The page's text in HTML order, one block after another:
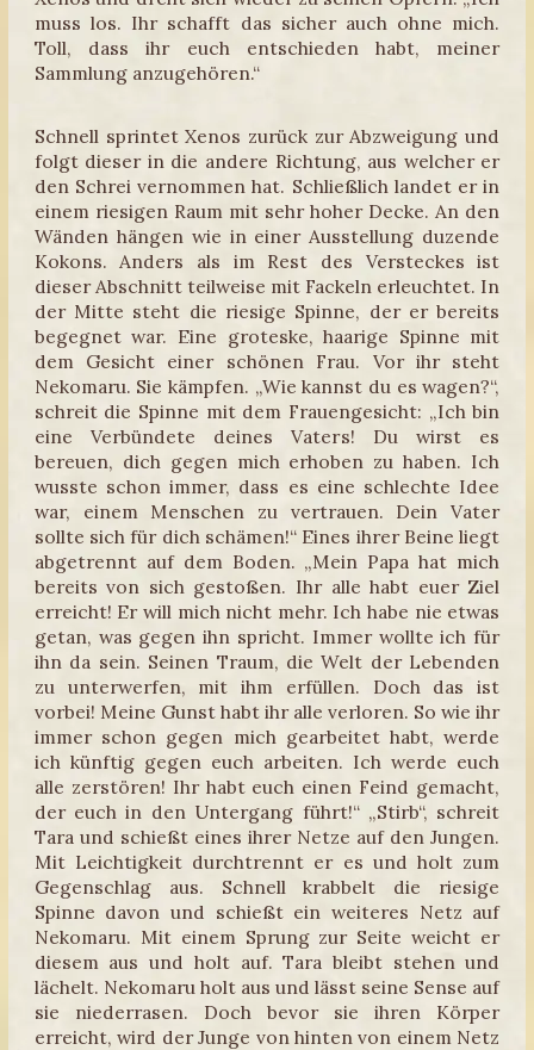
muss los. Ihr schafft das sicher auch ohne mich.
Toll, dass ihr euch entschieden habt, meiner
Sammlung anzugehören.“
Schnell sprintet Xenos zurück zur Abzweigung und
folgt dieser in die andere Richtung, aus welcher er
den Schrei vernommen hat. Schließlich landet er in
einem riesigen Raum mit sehr hoher Decke. An den
Wänden hängen wie in einer Ausstellung duzende
Kokons. Anders als im Rest des Versteckes ist
dieser Abschnitt teilweise mit Fackeln erleuchtet. In
der Mitte steht die riesige Spinne, der er bereits
begegnet war. Eine groteske, haarige Spinne mit
dem Gesicht einer schönen Frau. Vor ihr steht
Nekomaru. Sie kämpfen. „Wie kannst du es wagen?“,
schreit die Spinne mit dem Frauengesicht: „Ich bin
eine Verbündete deines Vaters! Du wirst es
bereuen, dich gegen mich erhoben zu haben. Ich
wusste schon immer, dass es eine schlechte Idee
war, einem Menschen zu vertrauen. Dein Vater
sollte sich für dich schämen!“ Eines ihrer Beine liegt
abgetrennt auf dem Boden. „Mein Papa hat mich
bereits von sich gestoßen. Ihr alle habt euer Ziel
erreicht! Er will mich nicht mehr. Ich habe nie etwas
getan, was gegen ihn spricht. Immer wollte ich für
ihn da sein. Seinen Traum, die Welt der Lebenden
zu unterwerfen, mit ihm erfüllen. Doch das ist
vorbei! Meine Gunst habt ihr alle verloren. So wie ihr
immer schon gegen mich gearbeitet habt, werde
ich künftig gegen euch arbeiten. Ich werde euch
alle zerstören! Ihr habt euch einen Feind gemacht,
der euch in den Untergang führt!“ „Stirb“, schreit
Tara und schießt eines ihrer Netze auf den Jungen.
Mit Leichtigkeit durchtrennt er es und holt zum
Gegenschlag aus. Schnell krabbelt die riesige
Spinne davon und schießt ein weiteres Netz auf
Nekomaru. Mit einem Sprung zur Seite weicht er
diesem aus und holt auf. Tara bleibt stehen und
lächelt. Nekomaru holt aus und lässt seine Sense auf
sie niederrasen. Doch bevor sie ihren Körper
erreicht, wird der Junge von hinten von einem Netz